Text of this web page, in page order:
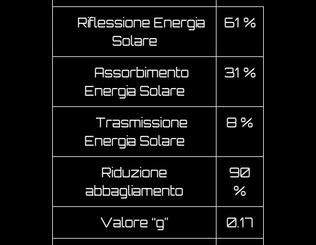
Riflessione Energia
Solare
61 %
Assorbimento
Energia Solare
31 %
Trasmissione
Energia Solare
8 %
Riduzione
abbagliamento
90
%
Valore “g” 0.17